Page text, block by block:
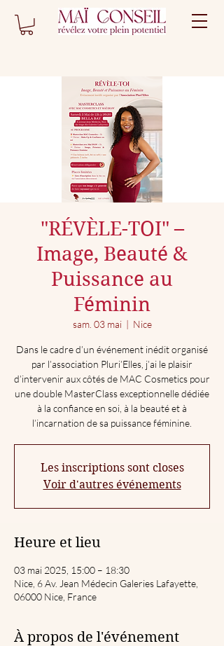
"RÉVÈLE-TOI" –
Image, Beauté &
Puissance au
Féminin
sam. 03 mai
  |
Nice
Dans le cadre d’un événement inédit organisé
par l’association Pluri’Elles, j’ai le plaisir
d’intervenir aux côtés de MAC Cosmetics pour
une double MasterClass exceptionnelle dédiée
à la confiance en soi, à la beauté et à
l’incarnation de sa puissance féminine.
Les inscriptions sont closes
Voir d'autres événements
Heure et lieu
03 mai 2025, 15:00 – 18:30
Nice, 6 Av. Jean Médecin Galeries Lafayette,
06000 Nice, France
À propos de l'événement